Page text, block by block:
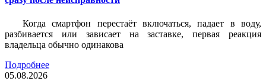
Когда смартфон перестаёт включаться, падает в воду,
разбивается или зависает на заставке, первая реакция
владельца обычно одинакова
Подробнее
05.08.2026